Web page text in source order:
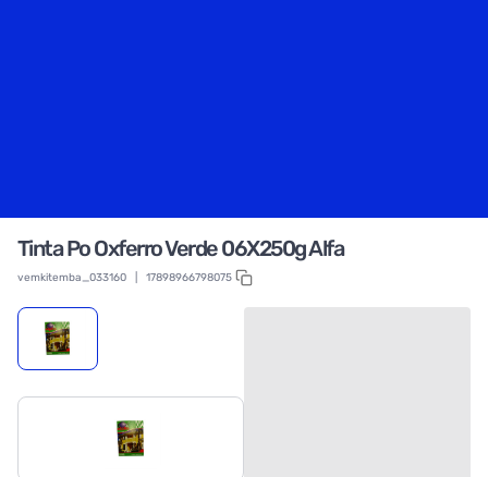
Tinta Po Oxferro Verde 06X250g Alfa
vemkitemba_033160 17898966798075